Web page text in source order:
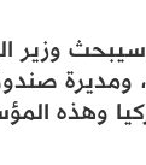
وزير
ومديرة
وهذه